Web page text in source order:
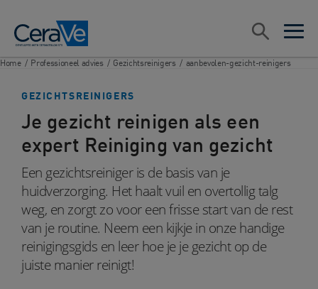
open
open
Zoeken
Home / Professioneel advies / Gezichtsreinigers / aanbevolen-gezicht-reinigers
GEZICHTSREINIGERS
Je gezicht reinigen als een
expert Reiniging van gezicht
Een gezichtsreiniger is de basis van je
huidverzorging. Het haalt vuil en overtollig talg
weg, en zorgt zo voor een frisse start van de rest
van je routine. Neem een kijkje in onze handige
reinigingsgids en leer hoe je je gezicht op de
juiste manier reinigt!